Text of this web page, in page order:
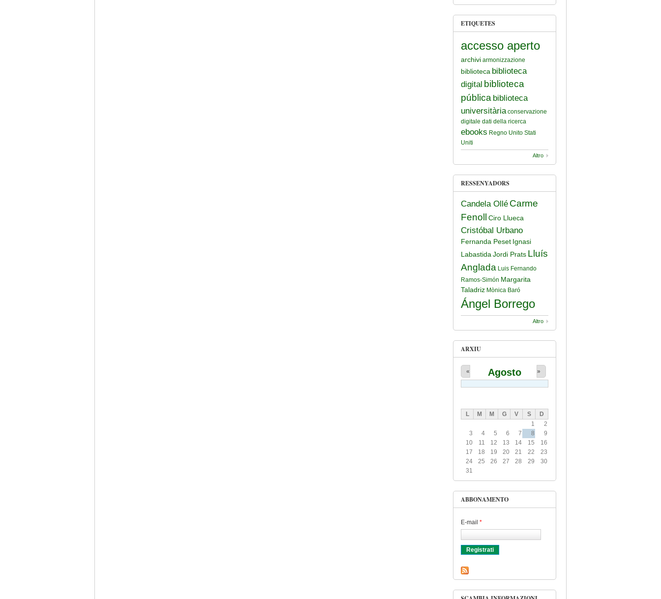
ETIQUETES
accesso aperto
archivi armonizzazione
biblioteca biblioteca
digital biblioteca
pública biblioteca
universitària conservazione
digitale dati della ricerca
ebooks Regno Unito Stati
Uniti
Altro
RESSENYADORS
Candela Ollé Carme
Fenoll
Ciro Llueca
Cristóbal Urbano
Fernanda Peset Ignasi
Labastida Jordi Prats Lluís
Anglada Luis Fernando
Ramos-Simón Margarita
Taladriz Mònica Baró
Ángel Borrego
Altro
ARXIU
Agosto
« »
L M M G V S
D
1
2
3
4 5 6 7 8
9
10
11 12 13 14 15
16
17
18 19 20 21 22
23
24
25 26 27 28 29
30
31
ABBONAMENTO
E-mail *